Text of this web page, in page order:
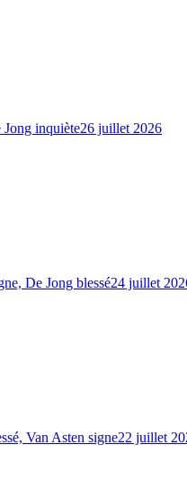
inquiète26 juillet 2026
De Jong blessé24 juillet
Van Asten signe22 juillet